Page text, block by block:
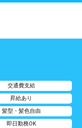
交通費支給
昇給あり
髪型・髪色自由
即日勤務OK